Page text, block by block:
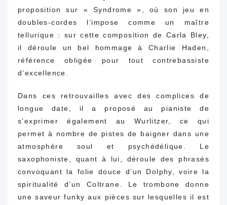
proposition sur « Syndrome », où son jeu en
doubles-cordes l’impose comme un maître
tellurique : sur cette composition de Carla Bley,
il déroule un bel hommage à Charlie Haden,
référence obligée pour tout contrebassiste
d’excellence.
Dans ces retrouvailles avec des complices de
longue date, il a proposé au pianiste de
s’exprimer également au Wurlitzer, ce qui
permet à nombre de pistes de baigner dans une
atmosphère soul et psychédélique. Le
saxophoniste, quant à lui, déroule des phrasés
convoquant la folie douce d’un Dolphy, voire la
spiritualité d’un Coltrane. Le trombone donne
une saveur funky aux pièces sur lesquelles il est